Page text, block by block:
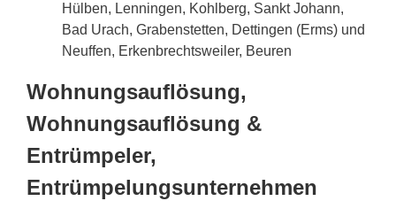
Hülben, Lenningen, Kohlberg, Sankt Johann,
Bad Urach, Grabenstetten, Dettingen (Erms) und
Neuffen, Erkenbrechtsweiler, Beuren
Wohnungsauflösung,
Wohnungsauflösung &
Entrümpeler,
Entrümpelungsunternehmen